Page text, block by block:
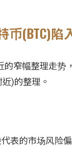
币(BTC)陷
的窄幅整理走
)的整理。
表的市场风险